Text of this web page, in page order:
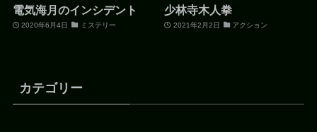
電気海月のインシデント
2020年6月4日 ミステリー
少林寺木人拳
2021年2月2日 アクション
カテゴリー